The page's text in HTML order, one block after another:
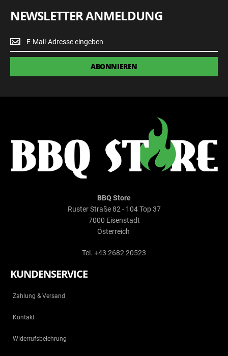
NEWSLETTER ANMELDUNG
Newsletter
Anmeldung
ABONNIEREN
BBQ Store
Ruster Straße 82 - 104 Top 37
7000 Eisenstadt
Österreich
Tel. +43 2682 20523
KUNDENSERVICE
Zahlung & Versand
Kontakt
Widerrufsbelehrung